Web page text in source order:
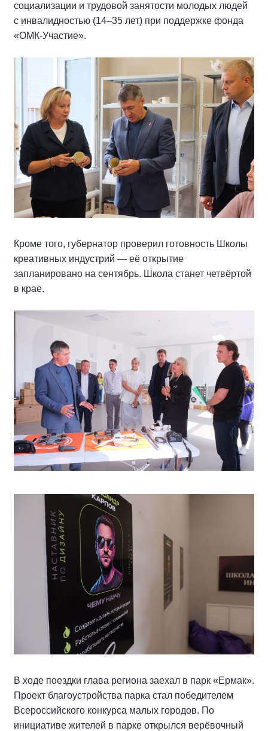
социализации и трудовой занятости молодых людей
с инвалидностью (14–35 лет) при поддержке фонда
«ОМК-Участие».
Кроме того, губернатор проверил готовность Школы
креативных индустрий — её открытие
запланировано на сентябрь. Школа станет четвёртой
в крае.
В ходе поездки глава региона заехал в парк «Ермак».
Проект благоустройства парка стал победителем
Всероссийского конкурса малых городов. По
инициативе жителей в парке открылся верёвочный